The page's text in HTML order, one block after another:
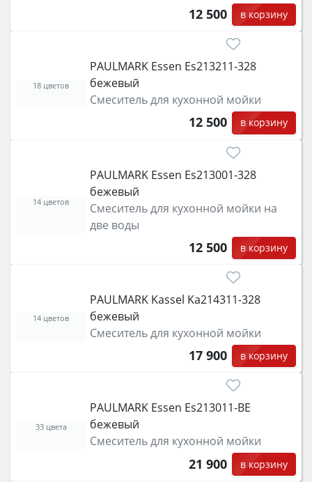
12 500 в корзину
PAULMARK Essen Es213211-328
бежевый
Смеситель для кухонной мойки
12 500 в корзину
18 цветов
PAULMARK Essen Es213001-328
бежевый
Смеситель для кухонной мойки на
две воды
12 500 в корзину
14 цветов
PAULMARK Kassel Ka214311-328
бежевый
Смеситель для кухонной мойки
17 900 в корзину
14 цветов
PAULMARK Essen Es213011-BE
бежевый
Смеситель для кухонной мойки
21 900 в корзину
33 цвета